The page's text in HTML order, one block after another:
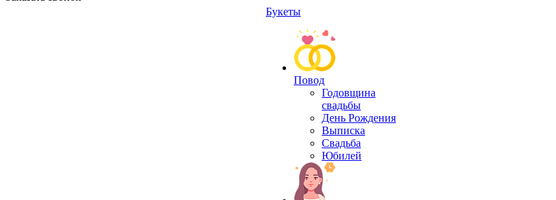
Букеты
Повод
Годовщина
свадьбы
День Рождения
Выписка
Свадьба
Юбилей